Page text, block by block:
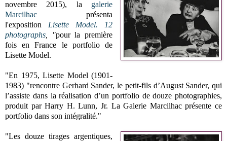
novembre 2015), la galerie
Marcilhac présenta
l'exposition Lisette Model. 12
photographs , "pour la première
fois en France le portfolio de
Lisette Model.
"En 1975, Lisette Model (1901-
1983) "rencontre Gerhard Sander, le petit-fils d’August Sander, qui
l’assiste dans la réalisation d’un portfolio de douze photographies,
produit par Harry H. Lunn, Jr. La Galerie Marcilhac présente ce
portfolio dans son intégralité."
"Les douze tirages argentiques,